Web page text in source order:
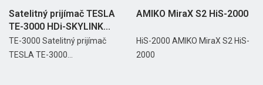
Satelitný prijímač TESLA
TE-3000 HDi-SKYLINK...
TE-3000 Satelitný prijímač
TESLA TE-3000...
AMIKO MiraX S2 HiS-2000
HiS-2000 AMIKO MiraX S2 HiS-
2000